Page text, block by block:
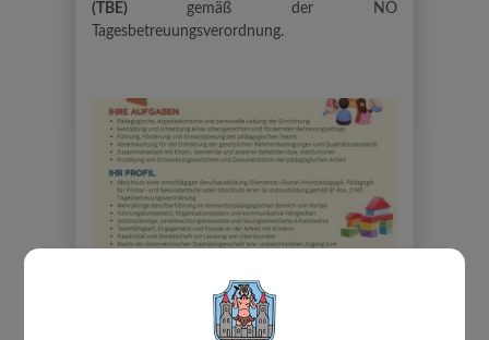
(TBE) gemäß der NÖ
Tagesbetreuungsverordnung.